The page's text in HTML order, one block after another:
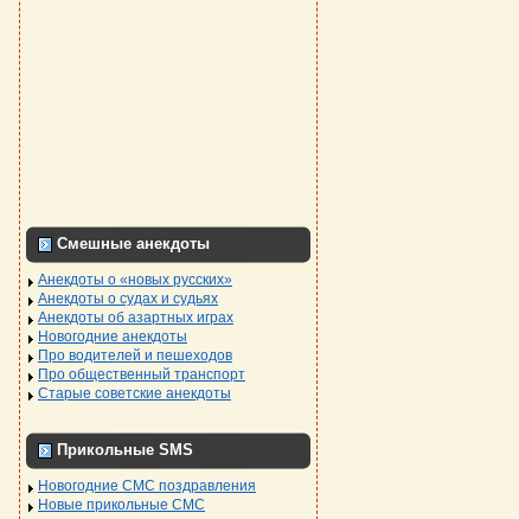
Смешные анекдоты
Анекдоты о «новых русских»
Анекдоты о судах и судьях
Анекдоты об азартных играх
Новогодние анекдоты
Про водителей и пешеходов
Про общественный транспорт
Старые советские анекдоты
Прикольные SMS
Новогодние СМС поздравления
Новые прикольные СМС